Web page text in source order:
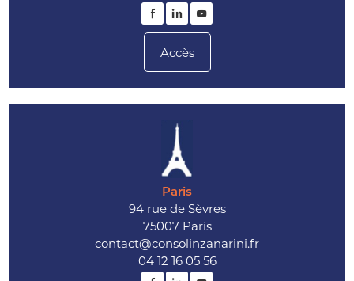
Accès
Paris
94 rue de Sèvres
75007 Paris
contact@consolinzanarini.fr
04 12 16 05 56